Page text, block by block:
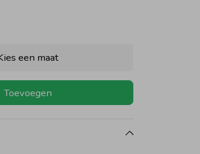
een maat
Toevoegen